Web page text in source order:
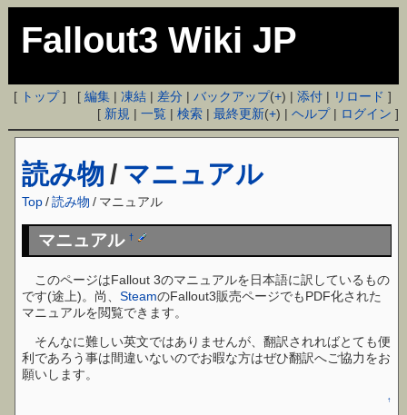
Fallout3 Wiki JP
[ トップ] [編集 |凍結 | 差分 |バックアップ(+) |添付 | リロード ]
[ 新規 |一覧 |検索 |最終更新(+) |ヘルプ| ログイン ]
読み物 / マニュアル
Top /読み物 / マニュアル
マニュアル†
このページはFallout 3のマニュアルを日本語に訳しているもの
です(途上)。尚、SteamのFallout3販売ページでもPDF化された
マニュアルを閲覧できます。
そんなに難しい英文ではありませんが、翻訳されればとても便
利であろう事は間違いないのでお暇な方はぜひ翻訳へご協力をお
願いします。
↑